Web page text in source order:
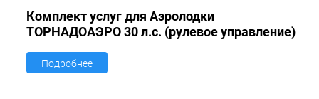
Комплект услуг для Аэролодки
ТОРНАДОАЭРО 30 л.с. (рулевое управление)
Подробнее